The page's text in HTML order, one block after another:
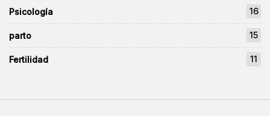
Psicología 16
parto 15
Fertilidad 11